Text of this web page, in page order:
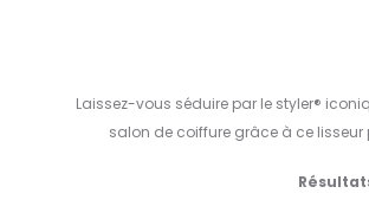
Laissez-vous séduire par le styler®
salon de coiffure grâce à ce